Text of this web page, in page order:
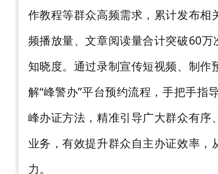
作教程等群众高频需求，累计发布相
频播放量、文章阅读量合计突破60万
知晓度。通过录制宣传短视频、制作
解“峰警办”平台预约流程，手把手指
峰办证方法，精准引导广大群众有序
业务，有效提升群众自主办证效率，
力。